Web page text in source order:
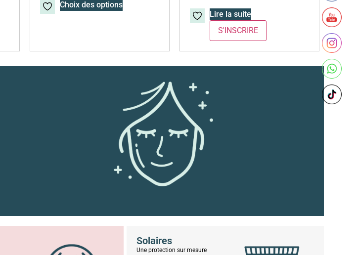
Lire la suite
Choix des options
Solaires
Une protection sur mesure